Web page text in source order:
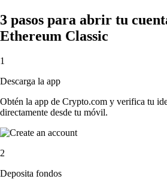
3 pasos para abrir tu
Ethereum Classic
1
Descarga la app
Obtén la app de Crypto.com y verifica tu
directamente desde tu móvil.
2
Deposita fondos